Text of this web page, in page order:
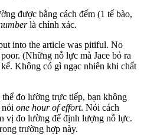
được bằng cách đếm (1 tế bào,
là chính xác.
into the article was pitiful. No
(Những nỗ lực mà Jace bỏ ra
Không có gì ngạc nhiên khi chất
đo lường trực tiếp, bạn không
nói one hour of effort. Nói cách
vị đo lường để định lượng nỗ lực.
trường hợp này.